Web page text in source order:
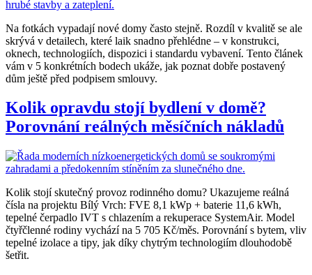
Na fotkách vypadají nové domy často stejně. Rozdíl v kvalitě se ale
skrývá v detailech, které laik snadno přehlédne – v konstrukci,
oknech, technologiích, dispozici i standardu vybavení. Tento článek
vám v 5 konkrétních bodech ukáže, jak poznat dobře postavený
dům ještě před podpisem smlouvy.
Kolik opravdu stojí bydlení v domě?
Porovnání reálných měsíčních nákladů
Kolik stojí skutečný provoz rodinného domu? Ukazujeme reálná
čísla na projektu Bílý Vrch: FVE 8,1 kWp + baterie 11,6 kWh,
tepelné čerpadlo IVT s chlazením a rekuperace SystemAir. Model
čtyřčlenné rodiny vychází na 5 705 Kč/měs. Porovnání s bytem, vliv
tepelné izolace a tipy, jak díky chytrým technologiím dlouhodobě
šetřit.